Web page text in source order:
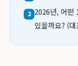
2 2026년, 어떤
있을까요? (